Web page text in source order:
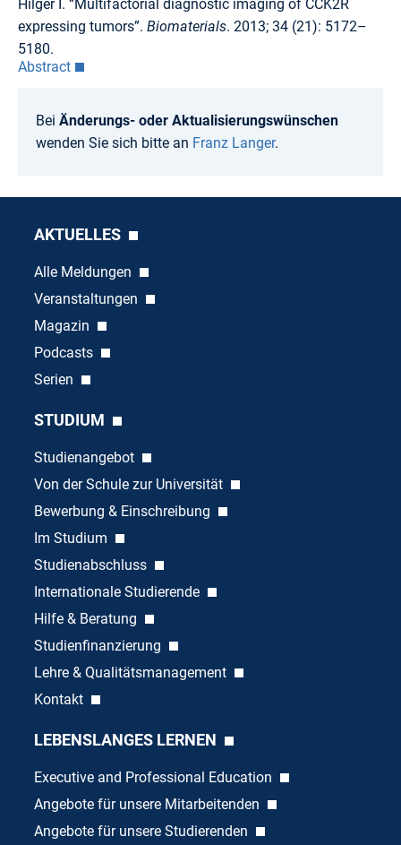
Hilger I. “Multifactorial diagnostic imaging of CCK2R
expressing tumors”. Biomaterials. 2013; 34 (21): 5172–
5180.
Abstract
Bei Änderungs- oder Aktualisierungswünschen
wenden Sie sich bitte an Franz Langer.
AKTUELLES
Alle Meldungen
Veranstaltungen
Magazin
Podcasts
Serien
STUDIUM
Studienangebot
Von der Schule zur Universität
Bewerbung & Einschreibung
Im Studium
Studienabschluss
Internationale Studierende
Hilfe & Beratung
Studienfinanzierung
Lehre & Qualitätsmanagement
Kontakt
LEBENSLANGES LERNEN
Executive and Professional Education
Angebote für unsere Mitarbeitenden
Angebote für unsere Studierenden